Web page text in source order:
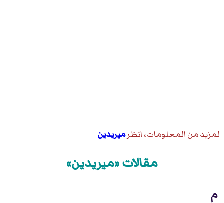
لمزيد من المعلومات، انظرميريدين
مقالات «ميريدين»
م